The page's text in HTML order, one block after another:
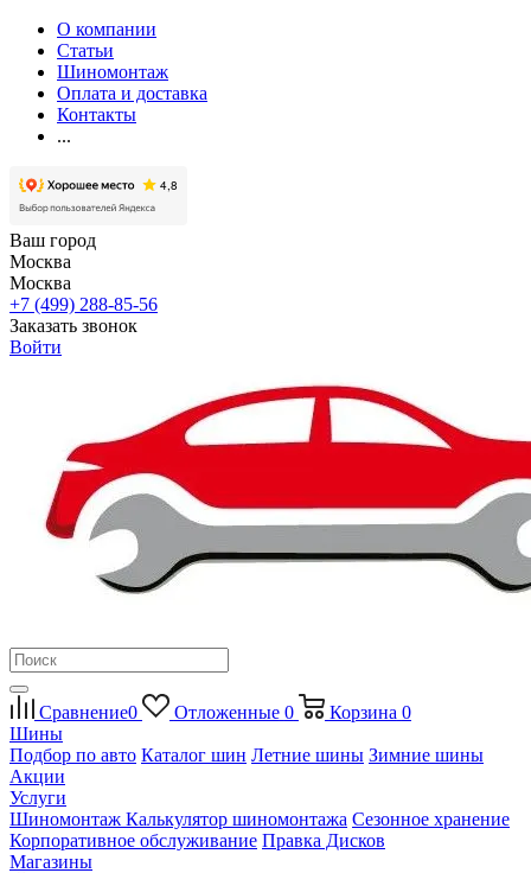
О компании
Статьи
Шиномонтаж
Оплата и доставка
Контакты
...
Ваш город
Москва
Москва
+7 (499) 288-85-56
Заказать звонок
Войти
Сравнение0 Отложенные 0 Корзина 0
Шины
Подбор по авто Каталог шин Летние шины Зимние шины
Акции
Услуги
Шиномонтаж Калькулятор шиномонтажа Сезонное хранение
Корпоративное обслуживание Правка Дисков
Магазины